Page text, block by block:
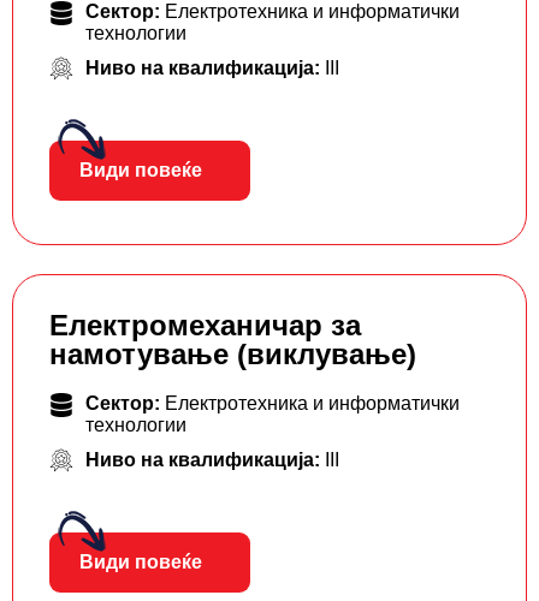
Сектор: Електротехника и информатички
технологии
Ниво на квалификација:
Види повеќе
Електромеханичар за
намотување (виклување)
Сектор: Електротехника и информатички
технологии
Ниво на квалификација:
Види повеќе